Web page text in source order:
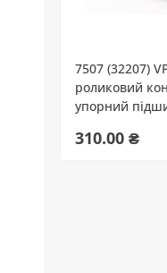
7507 (32207)
роликовий
упорний
310.00 ₴